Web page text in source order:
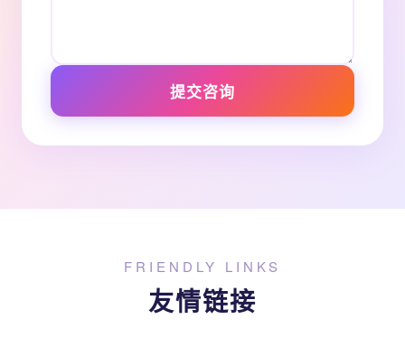
提交咨询
FRIENDLY LINKS
友情链接